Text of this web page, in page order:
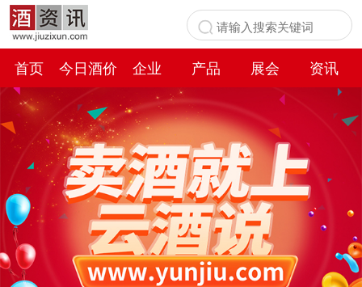
首页 今日酒价 企业 产品 展会
资讯
百科